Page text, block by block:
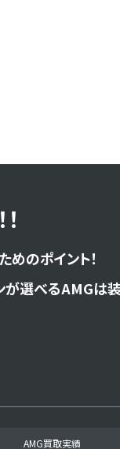
のポイント！
が選べるAMGは
AMG買取実績